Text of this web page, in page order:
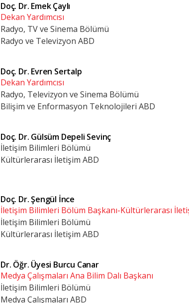
Doç. Dr. Emek Çaylı
Dekan Yardımcısı
Radyo, TV ve Sinema Bölümü
Radyo ve Televizyon ABD
Doç. Dr. Evren Sertalp
Dekan Yardımcısı
Radyo, Televizyon ve Sinema Bölümü
Bilişim ve Enformasyon Teknolojileri ABD
Doç. Dr. Gülsüm Depeli Sevinç
İletişim Bilimleri Bölümü
Kültürlerarası İletişim ABD
Doç. Dr.Şengül İnce
İletişim Bilimleri Bölüm Başkanı-Kültürlerarası
İletişim Bilimleri Bölümü
Kültürlerarası İletişim ABD
Dr. Öğr. Üyesi Burcu Canar
Medya Çalışmaları Ana Bilim Dalı Başkanı
İletişim Bilimleri Bölümü
Medya Çalışmaları ABD